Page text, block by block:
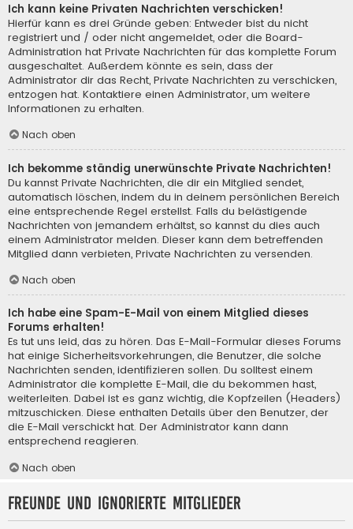
Ich kann keine Privaten Nachrichten verschicken!
Hierfür kann es drei Gründe geben: Entweder bist du nicht
registriert und / oder nicht angemeldet, oder die Board-
Administration hat Private Nachrichten für das komplette Forum
ausgeschaltet. Außerdem könnte es sein, dass der
Administrator dir das Recht, Private Nachrichten zu verschicken,
entzogen hat. Kontaktiere einen Administrator, um weitere
Informationen zu erhalten.
Nach oben
Ich bekomme ständig unerwünschte Private Nachrichten!
Du kannst Private Nachrichten, die dir ein Mitglied sendet,
automatisch löschen, indem du in deinem persönlichen Bereich
eine entsprechende Regel erstellst. Falls du belästigende
Nachrichten von jemandem erhältst, so kannst du dies auch
einem Administrator melden. Dieser kann dem betreffenden
Mitglied dann verbieten, Private Nachrichten zu versenden.
Nach oben
Ich habe eine Spam-E-Mail von einem Mitglied dieses
Forums erhalten!
Es tut uns leid, das zu hören. Das E-Mail-Formular dieses Forums
hat einige Sicherheitsvorkehrungen, die Benutzer, die solche
Nachrichten senden, identifizieren sollen. Du solltest einem
Administrator die komplette E-Mail, die du bekommen hast,
weiterleiten. Dabei ist es ganz wichtig, die Kopfzeilen (Headers)
mitzuschicken. Diese enthalten Details über den Benutzer, der
die E-Mail verschickt hat. Der Administrator kann dann
entsprechend reagieren.
Nach oben
Freunde und ignorierte Mitglieder